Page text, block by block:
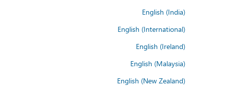
English (India)
English (International)
English (Ireland)
English (Malaysia)
English (New Zealand)